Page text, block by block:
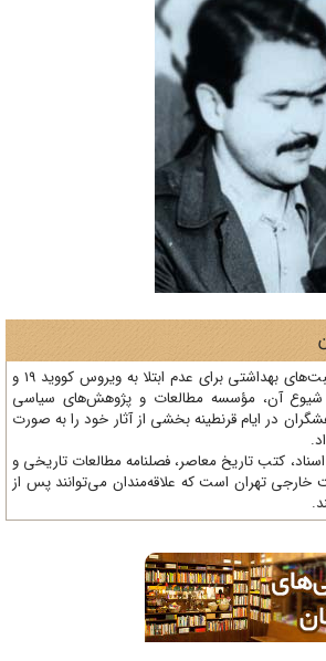
با توجه به نیاز به تداوم مراقبت‌های بهداشتی برای عدم ابتلا به ویروس کووید 19 و
آن، مؤسسه مطالعات و پژوهش‌های سیاسی
در ایام قرنطینه بخشی از آثار خود را به صورت
کتب تاریخ معاصر، فصلنامه‌ مطالعات تاریخی و
تهران است که علاقه‌مندان می‌توانند پس از